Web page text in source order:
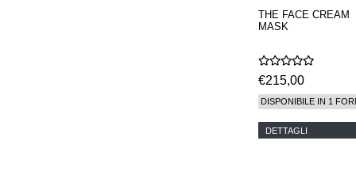
THE FACE CREAM
MASK
€215,00
DISPONIBILE IN 1
DETTAGLI